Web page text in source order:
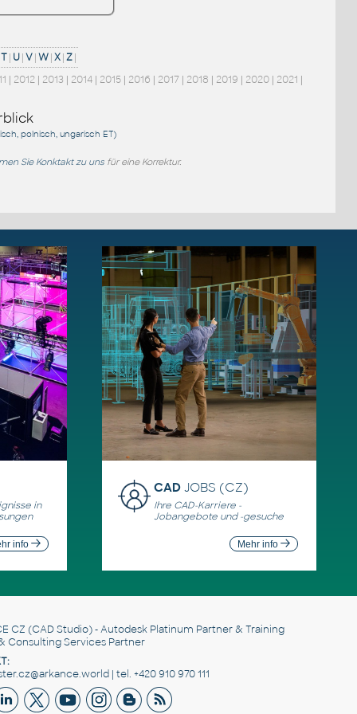
T| U|V|W|X|Z|
| 2012 | 2013 | 2014 | 2015 | 2016 | 2017 | 2018 | 2019 | 2020 | 2021 |
polnisch, ungarisch ET)
Sie Konktakt zu unsfür eine Korrektur.
in
info
CADJOBS (CZ)
Ihre CAD-Karriere -
Jobangebote und -gesuche
Mehr info
CZ (CAD Studio) - Autodesk Platinum Partner & Training
Consulting Services Partner
| tel. +420 910 970 111